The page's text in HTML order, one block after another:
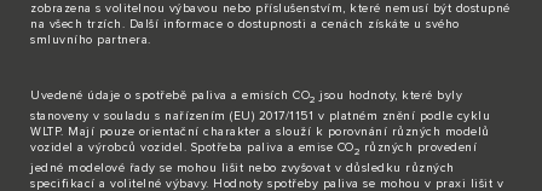
zobrazena s volitelnou výbavou nebo příslušenstvím, které nemusí být dostupné
na všech trzích. Další informace o dostupnosti a cenách získáte u svého
smluvního partnera.
Uvedené údaje o spotřebě paliva a emisích CO2 jsou hodnoty, které byly
stanoveny v souladu s nařízením (EU) 2017/1151 v platném znění podle cyklu
WLTP. Mají pouze orientační charakter a slouží k porovnání různých modelů
vozidel a výrobců vozidel. Spotřeba paliva a emise CO2
různých provedení
jedné modelové řady se mohou lišit nebo zvyšovat v důsledku různých
specifikací a volitelné výbavy. Hodnoty spotřeby paliva se mohou v praxi lišit v